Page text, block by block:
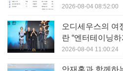
2026-08-04 08:52:00
오디세우스의 여
란 “엔터테이닝
2026-08-04 11:00:24
안재홍과 함께하